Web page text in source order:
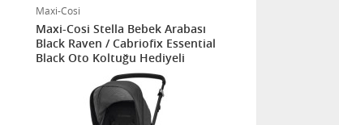
Maxi-Cosi
Maxi-Cosi Stella Bebek Arabası
Black Raven / Cabriofix Essential
Black Oto Koltuğu Hediyeli